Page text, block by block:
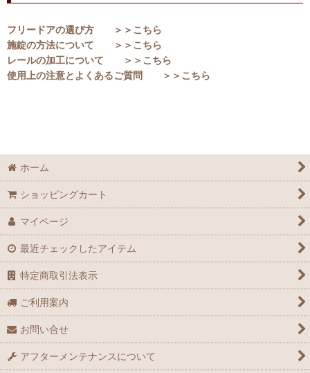
フリードアの選び方 ＞＞こちら
施錠の方法について ＞＞こちら
レールの加工について ＞＞こちら
使用上の注意とよくあるご質問 ＞＞こちら
ホーム
ショッピングカート
マイページ
最近チェックしたアイテム
特定商取引法表示
ご利用案内
お問い合せ
アフターメンテナンスについて